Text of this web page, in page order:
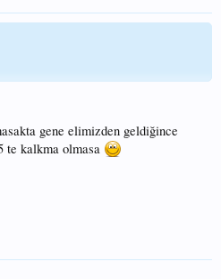
gene elimizden geldiğince
te kalkma olmasa